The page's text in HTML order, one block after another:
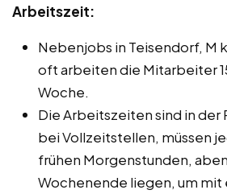
Arbeitszeit:
Nebenjobs in Teisendorf, M
oft arbeiten die Mitarbeiter
Woche.
Die Arbeitszeiten sind in der
bei Vollzeitstellen, müssen
frühen Morgenstunden,
Wochenende liegen, um mit